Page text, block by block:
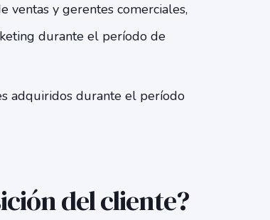
ventas y gerentes comerciales,
durante el período de
adquiridos durante el período
del cliente?